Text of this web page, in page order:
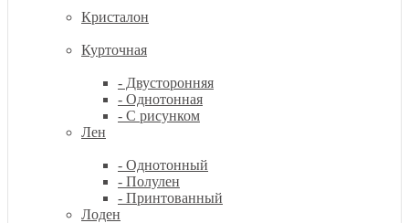
Кристалон
Курточная
- Двусторонняя
- Однотонная
- С рисунком
Лен
- Однотонный
- Полулен
- Принтованный
Лоден